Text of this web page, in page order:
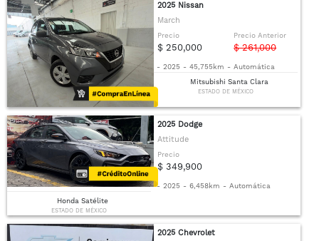
2025 Nissan
March
Precio
$ 250,000
Precio Anterior
$ 261,000
- 2025 - 45,755km - Automática
Mitsubishi Santa Clara
ESTADO DE MÉXICO
2025 Dodge
Attitude
Precio
$ 349,900
- 2025 - 6,458km - Automática
Honda Satélite
ESTADO DE MÉXICO
2025 Chevrolet